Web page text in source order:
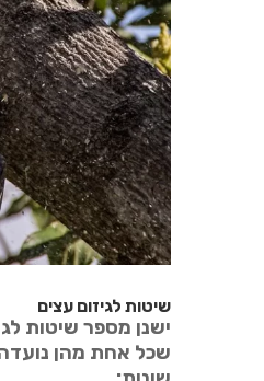
שיטות לגיזום עצים
ישנן מספר שיטות
שכל אחת מהן